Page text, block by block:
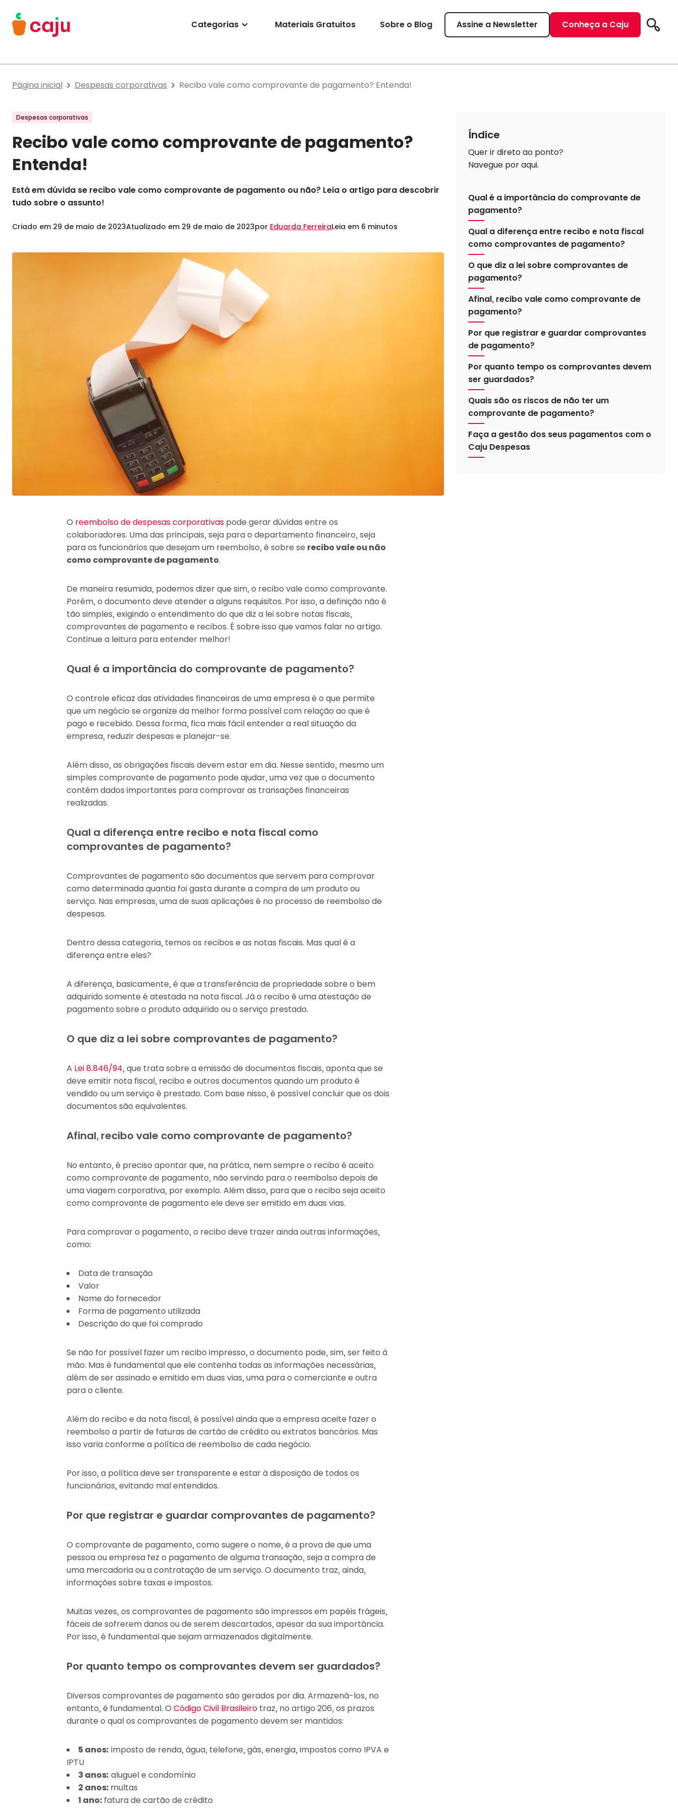
Menu Principal
Categorias Materiais Gratuitos Sobre o Blog Assine a Newsletter Conheça a Caju
Página inicial Despesas corporativas Recibo vale como comprovante de pagamento? Entenda!
Despesas corporativas
Recibo vale como comprovante de pagamento?
Entenda!
Está em dúvida se recibo vale como comprovante de pagamento ou não? Leia o artigo para descobrir
tudo sobre o assunto!
Criado em 29 de maio de 2023Atualizado em 29 de maio de 2023por Eduarda FerreiraLeia em 6 minutos
O reembolso de despesas corporativas pode gerar dúvidas entre os
colaboradores. Uma das principais, seja para o departamento financeiro, seja
para os funcionários que desejam um reembolso, é sobre se recibo vale ou não
como comprovante de pagamento.
De maneira resumida, podemos dizer que sim, o recibo vale como comprovante.
Porém, o documento deve atender a alguns requisitos. Por isso, a definição não é
tão simples, exigindo o entendimento do que diz a lei sobre notas fiscais,
comprovantes de pagamento e recibos. É sobre isso que vamos falar no artigo.
Continue a leitura para entender melhor!
Qual é a importância do comprovante de pagamento?
O controle eficaz das atividades financeiras de uma empresa é o que permite
que um negócio se organize da melhor forma possível com relação ao que é
pago e recebido. Dessa forma, fica mais fácil entender a real situação da
empresa, reduzir despesas e planejar-se.
Além disso, as obrigações fiscais devem estar em dia. Nesse sentido, mesmo um
simples comprovante de pagamento pode ajudar, uma vez que o documento
contém dados importantes para comprovar as transações financeiras
realizadas.
Qual a diferença entre recibo e nota fiscal como
comprovantes de pagamento?
Comprovantes de pagamento são documentos que servem para comprovar
como determinada quantia foi gasta durante a compra de um produto ou
serviço. Nas empresas, uma de suas aplicações é no processo de reembolso de
despesas.
Dentro dessa categoria, temos os recibos e as notas fiscais. Mas qual é a
diferença entre eles?
A diferença, basicamente, é que a transferência de propriedade sobre o bem
adquirido somente é atestada na nota fiscal. Já o recibo é uma atestação de
pagamento sobre o produto adquirido ou o serviço prestado.
O que diz a lei sobre comprovantes de pagamento?
A Lei 8.846/94, que trata sobre a emissão de documentos fiscais, aponta que se
deve emitir nota fiscal, recibo e outros documentos quando um produto é
vendido ou um serviço é prestado. Com base nisso, é possível concluir que os dois
documentos são equivalentes.
Afinal, recibo vale como comprovante de pagamento?
No entanto, é preciso apontar que, na prática, nem sempre o recibo é aceito
como comprovante de pagamento, não servindo para o reembolso depois de
uma viagem corporativa, por exemplo. Além disso, para que o recibo seja aceito
como comprovante de pagamento ele deve ser emitido em duas vias.
Para comprovar o pagamento, o recibo deve trazer ainda outras informações,
como:
Data de transação
Valor
Nome do fornecedor
Forma de pagamento utilizada
Descrição do que foi comprado
Se não for possível fazer um recibo impresso, o documento pode, sim, ser feito à
mão. Mas é fundamental que ele contenha todas as informações necessárias,
além de ser assinado e emitido em duas vias, uma para o comerciante e outra
para o cliente.
Além do recibo e da nota fiscal, é possível ainda que a empresa aceite fazer o
reembolso a partir de faturas de cartão de crédito ou extratos bancários. Mas
isso varia conforme a política de reembolso de cada negócio.
Por isso, a política deve ser transparente e estar à disposição de todos os
funcionários, evitando mal entendidos.
Por que registrar e guardar comprovantes de pagamento?
O comprovante de pagamento, como sugere o nome, é a prova de que uma
pessoa ou empresa fez o pagamento de alguma transação, seja a compra de
uma mercadoria ou a contratação de um serviço. O documento traz, ainda,
informações sobre taxas e impostos.
Muitas vezes, os comprovantes de pagamento são impressos em papéis frágeis,
fáceis de sofrerem danos ou de serem descartados, apesar da sua importância.
Por isso, é fundamental que sejam armazenados digitalmente.
Por quanto tempo os comprovantes devem ser guardados?
Diversos comprovantes de pagamento são gerados por dia. Armazená-los, no
entanto, é fundamental. O Código Civil Brasileiro traz, no artigo 206, os prazos
durante o qual os comprovantes de pagamento devem ser mantidos:
5 anos: imposto de renda, água, telefone, gás, energia, impostos como IPVA e
IPTU
3 anos: aluguel e condomínio
2 anos: multas
1 ano: fatura de cartão de crédito
Índice
Quer ir direto ao ponto?
Navegue por aqui.
Qual é a importância do comprovante de
pagamento?
Qual a diferença entre recibo e nota fiscal
como comprovantes de pagamento?
O que diz a lei sobre comprovantes de
pagamento?
Afinal, recibo vale como comprovante de
pagamento?
Por que registrar e guardar comprovantes
de pagamento?
Por quanto tempo os comprovantes devem
ser guardados?
Quais são os riscos de não ter um
comprovante de pagamento?
Faça a gestão dos seus pagamentos com o
Caju Despesas